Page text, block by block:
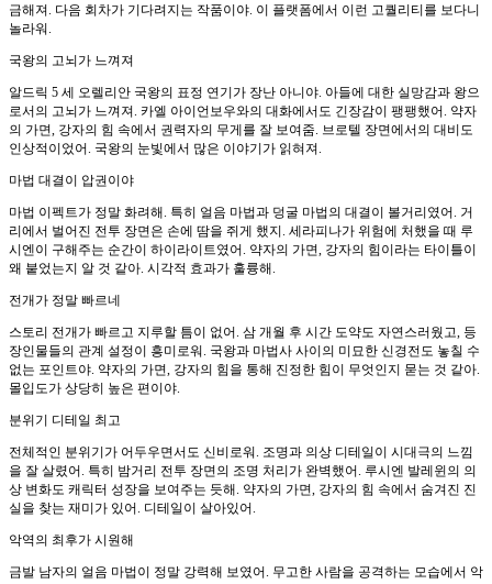
금해져. 다음 회차가 기다려지는 작품이야. 이 플랫폼에서 이런 고퀄리티를 보다니
놀라워.
국왕의 고뇌가 느껴져
알드릭 5 세 오렐리안 국왕의 표정 연기가 장난 아니야. 아들에 대한 실망감과 왕으
로서의 고뇌가 느껴져. 카엘 아이언보우와의 대화에서도 긴장감이 팽팽했어. 약자
의 가면, 강자의 힘 속에서 권력자의 무게를 잘 보여줌. 브로텔 장면에서의 대비도
인상적이었어. 국왕의 눈빛에서 많은 이야기가 읽혀져.
마법 대결이 압권이야
마법 이펙트가 정말 화려해. 특히 얼음 마법과 덩굴 마법의 대결이 볼거리였어. 거
리에서 벌어진 전투 장면은 손에 땀을 쥐게 했지. 세라피나가 위험에 처했을 때 루
시엔이 구해주는 순간이 하이라이트였어. 약자의 가면, 강자의 힘이라는 타이틀이
왜 붙었는지 알 것 같아. 시각적 효과가 훌륭해.
전개가 정말 빠르네
스토리 전개가 빠르고 지루할 틈이 없어. 삼 개월 후 시간 도약도 자연스러웠고, 등
장인물들의 관계 설정이 흥미로워. 국왕과 마법사 사이의 미묘한 신경전도 놓칠 수
없는 포인트야. 약자의 가면, 강자의 힘을 통해 진정한 힘이 무엇인지 묻는 것 같아.
몰입도가 상당히 높은 편이야.
분위기 디테일 최고
전체적인 분위기가 어두우면서도 신비로워. 조명과 의상 디테일이 시대극의 느낌
을 잘 살렸어. 특히 밤거리 전투 장면의 조명 처리가 완벽했어. 루시엔 발레윈의 의
상 변화도 캐릭터 성장을 보여주는 듯해. 약자의 가면, 강자의 힘 속에서 숨겨진 진
실을 찾는 재미가 있어. 디테일이 살아있어.
악역의 최후가 시원해
금발 남자의 얼음 마법이 정말 강력해 보였어. 무고한 사람을 공격하는 모습에서 악